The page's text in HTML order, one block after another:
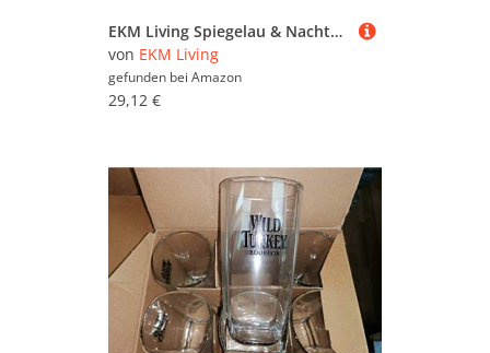
EKM Living Spiegelau & Nachtmann, 4-teiliges Longdrink-Set, Kristallglas, 375 ml, Noblesse, 0089208-0 + 4er Set Edelstahl Strohhalme schwarz gerade
von EKM Living
gefunden bei Amazon
29,12 €